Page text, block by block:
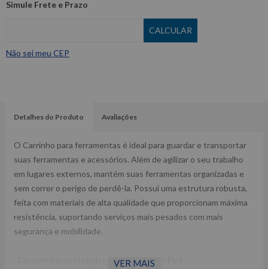
Não sei meu CEP
Detalhes do Produto Avaliações
O Carrinho para ferramentas é ideal para guardar e transportar
suas ferramentas e acessórios. Além de agilizar o seu trabalho
em lugares externos, mantém suas ferramentas organizadas e
sem correr o perigo de perdê-la. Possui uma estrutura robusta,
feita com materiais de alta qualidade que proporcionam máxima
resistência, suportando serviços mais pesados com mais
segurança e mobilidade.
-2 prateleiras protegidas com mantas em EVA
VER MAIS